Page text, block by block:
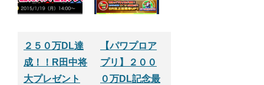
２５０万DL達
成！！R田中将
大プレゼント
【パワプロア
プリ】２００
０万DL記念最